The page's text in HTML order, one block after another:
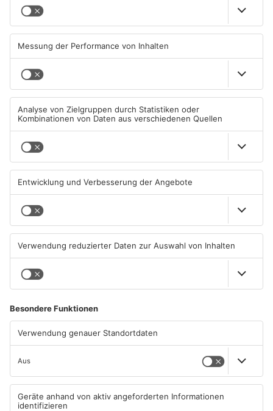
Beobachtungsflüge im
Primaveraland wegen
Waldbrandgefahr
PRIMAVERALAND
Aschaffenburg und
Miltenberg früher abgeholt
07.08.2026, 09:25 UHR IN
TOPNEWS
Schwimmbäder im
Primaveraland weisen teils
erhebliche Mängel auf
06.08.2026, 06:37 UHR IN
PRIMAVERALAND
TOPNEWS
Waldbrandgefahr im
Primaveraland bleibt
weiterhin sehr hoch